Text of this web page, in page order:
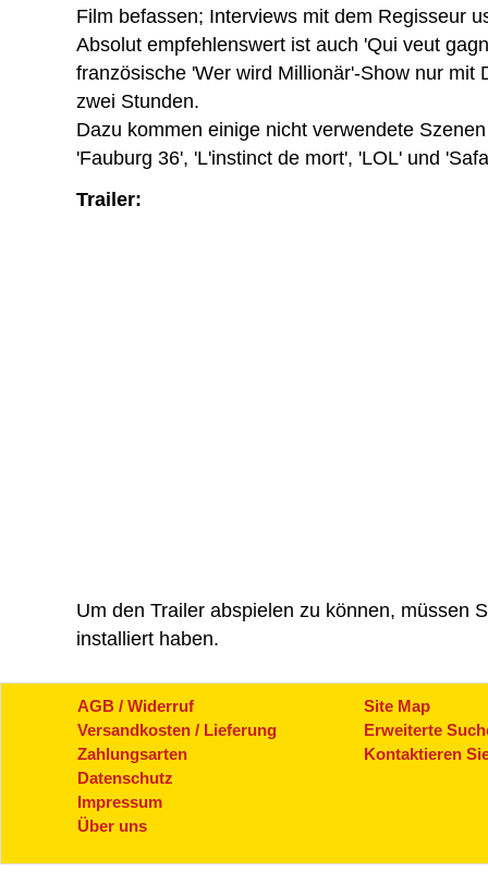
Film befassen; Interviews mit dem Regisseur
Absolut empfehlenswert ist auch 'Qui veut
französische 'Wer wird Millionär'-Show nur mit
zwei Stunden.
Dazu kommen einige nicht verwendete
'Fauburg 36', 'L'instinct de mort', 'LOL' und
Trailer:
Um den Trailer abspielen zu können, müssen
installiert haben.
AGB / Widerruf
Versandkosten / Lieferung
Zahlungsarten
Datenschutz
Impressum
Über uns
Site Map
Erweiterte
Kontaktieren